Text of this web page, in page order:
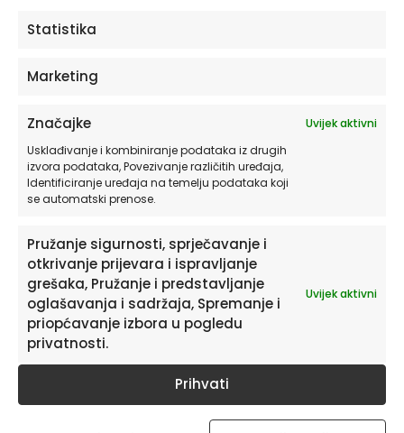
Statistika
Marketing
Značajke
Uvijek aktivni
Usklađivanje i kombiniranje podataka iz drugih
izvora podataka, Povezivanje različitih uređaja,
Identificiranje uređaja na temelju podataka koji
se automatski prenose.
Pružanje sigurnosti, sprječavanje i
otkrivanje prijevara i ispravljanje
grešaka, Pružanje i predstavljanje
oglašavanja i sadržaja, Spremanje i
priopćavanje izbora u pogledu
privatnosti.
Uvijek aktivni
Prihvati
Naljepnice za zid dječje sobe | Bees & Buzz
od19,90€
ODABERITE OPCIJE
proizvoda